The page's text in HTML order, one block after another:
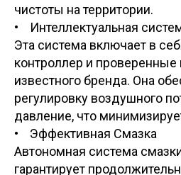
чистоты на территории.
• Интеллектуальная
Эта система включает в
контроллер и проверенные
известного бренда. Она
регулировку воздушного
давление, что
• Эффективная Смазка
Автономная система
гарантирует